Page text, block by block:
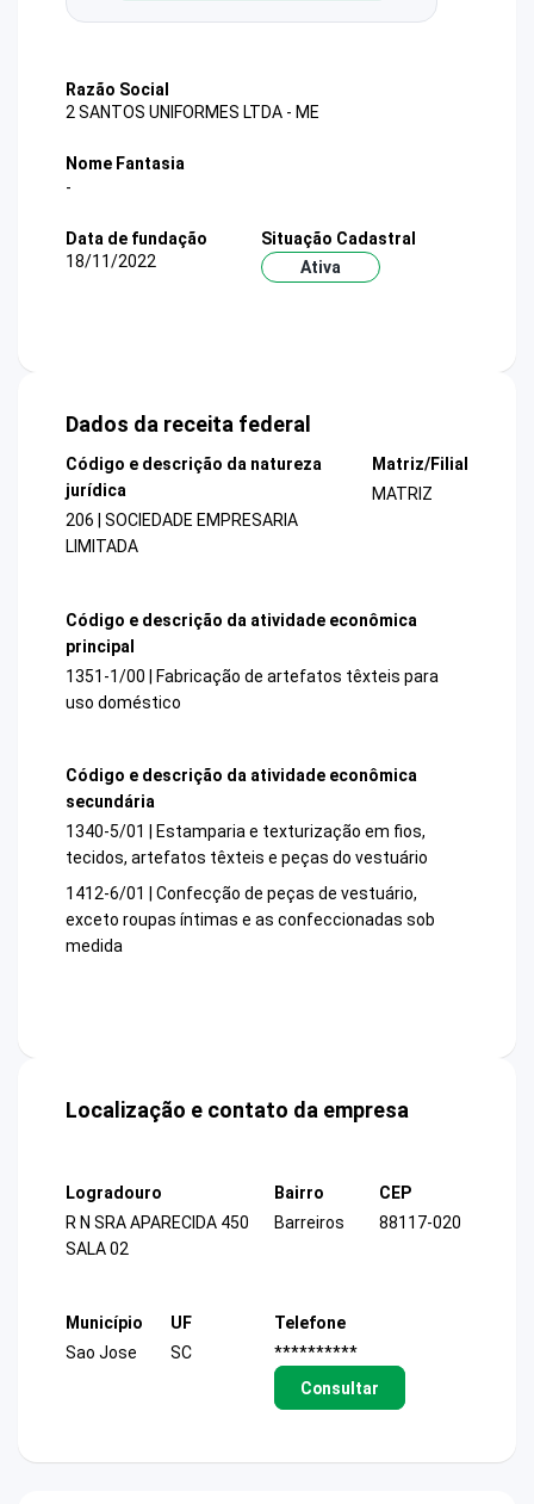
Razão Social
2 SANTOS UNIFORMES LTDA - ME
Nome Fantasia
-
Data de fundação
18/11/2022
Situação Cadastral
Ativa
Dados da receita federal
Código e descrição da natureza
jurídica
206 | SOCIEDADE EMPRESARIA
LIMITADA
Matriz/Filial
MATRIZ
Código e descrição da atividade econômica
principal
1351-1/00 | Fabricação de artefatos têxteis para
uso doméstico
Código e descrição da atividade econômica
secundária
1340-5/01 | Estamparia e texturização em fios,
tecidos, artefatos têxteis e peças do vestuário
1412-6/01 | Confecção de peças de vestuário,
exceto roupas íntimas e as confeccionadas sob
medida
Localização e contato da empresa
Logradouro
R N SRA APARECIDA 450
SALA 02
Bairro
Barreiros
CEP
88117-020
Município
Sao Jose
UF
SC
Telefone
**********
Consultar